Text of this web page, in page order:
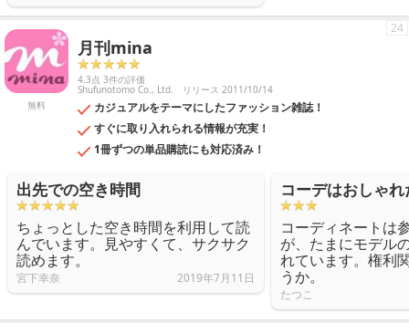
無料
月刊mina
4.3点 3件の評価
Shufunotomo Co., Ltd. リリース 2011/10/14
カジュアルをテーマにしたファッション雑誌！
すぐに取り入れられる情報が充実！
1冊ずつの単品購読にも対応済み！
24
出先での空き時間
ちょっとした空き時間を利用して読
んでいます。見やすくて、サクサク
読めます。
宮下幸奈 2019年7月11日
コーデはおしゃ
コーディネートは
が、たまにモデル
れています。権利
うか。
たつこ